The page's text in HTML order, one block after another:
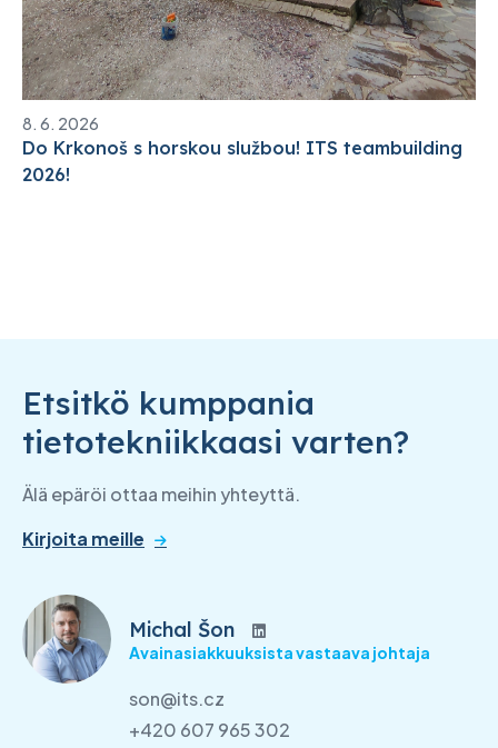
8. 6. 2026
Do Krkonoš s horskou službou! ITS teambuilding
2026!
Etsitkö kumppania
tietotekniikkaasi varten?
Älä epäröi ottaa meihin yhteyttä.
Kirjoita meille
Michal Šon
Avainasiakkuuksista vastaava johtaja
son@its.cz
+420 607 965 302